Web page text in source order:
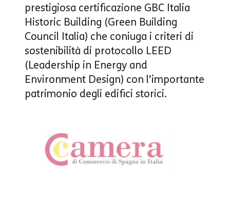
prestigiosa certificazione GBC Italia
Historic Building (Green Building
Council Italia) che coniuga i criteri di
sostenibilità di protocollo LEED
(Leadership in Energy and
Environment Design) con l’importante
patrimonio degli edifici storici.